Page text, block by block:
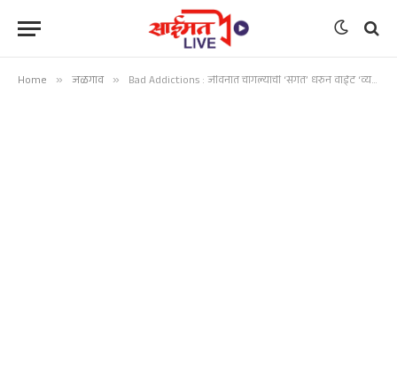
Home » जळगाव » Bad Addictions : जीवनात चांगल्यांची ‘संगत’ धरुन वाईट ‘व्यसनांपासून’ दूर रहावे